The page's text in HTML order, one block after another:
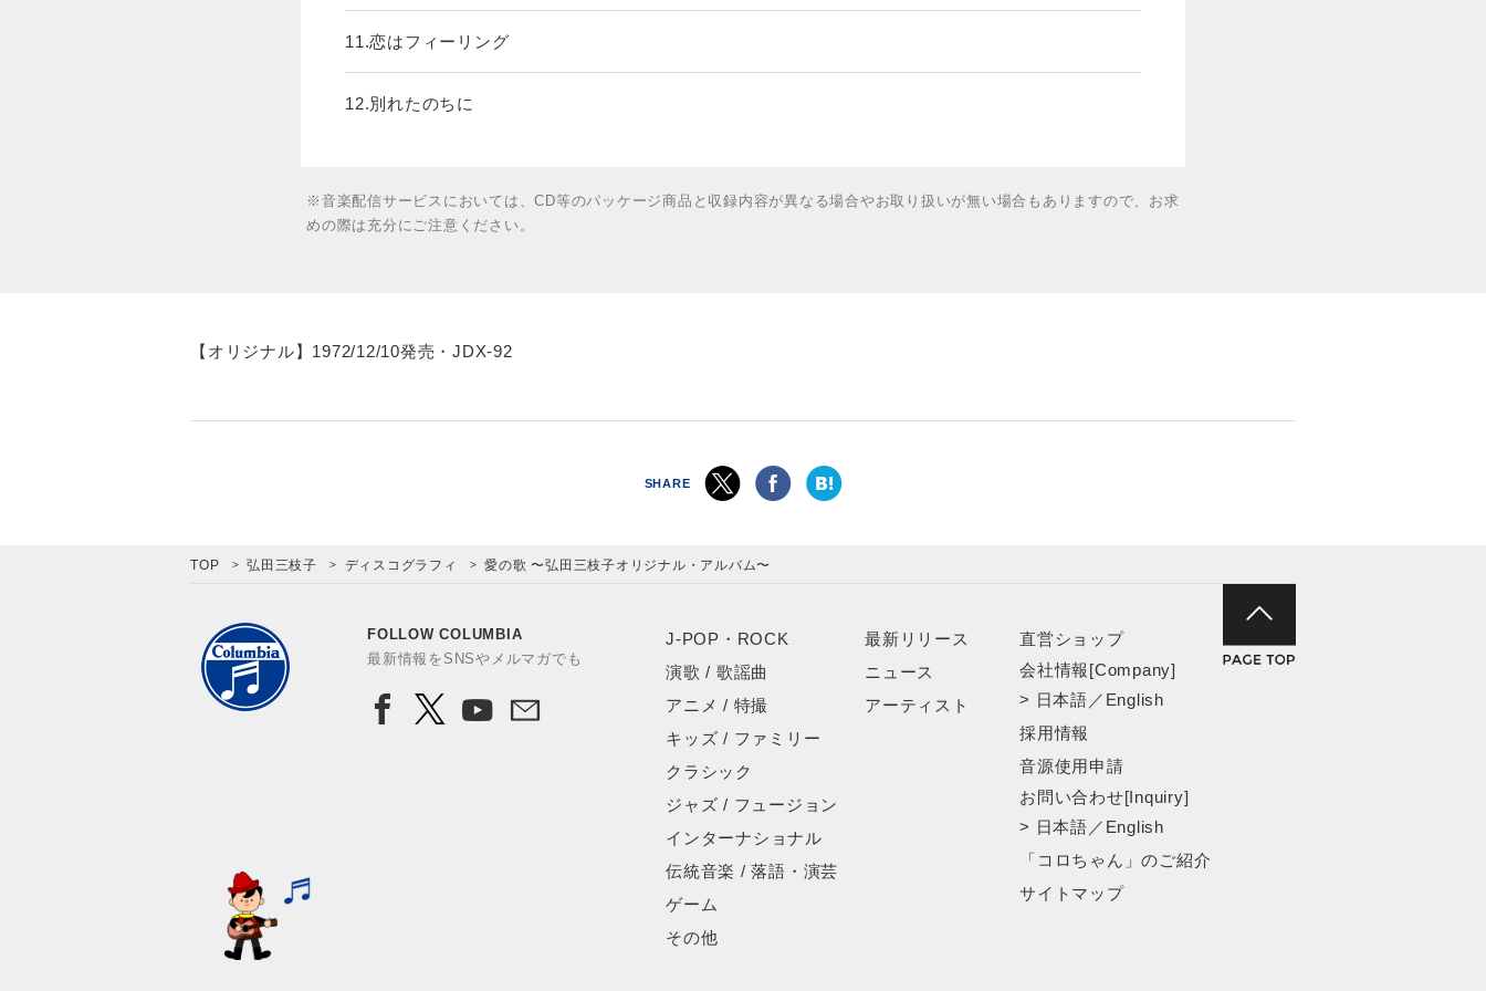
11.恋はフィーリング
12.別れたのちに
※音楽配信サービスにおいては、CD等のパッケージ商品と収録内容が異なる場合やお取り扱いが無い場合もありますので、お求
めの際は充分にご注意ください。
【オリジナル】1972/12/10発売・JDX-92
SHARE
TOP 弘田三枝子 ディスコグラフィ 愛の歌 〜弘田三枝子オリジナル・アルバム〜
FOLLOW COLUMBIA
最新情報をSNSやメルマガでも
J-POP・ROCK
演歌 / 歌謡曲
アニメ / 特撮
キッズ / ファミリー
クラシック
ジャズ / フュージョン
インターナショナル
伝統音楽 / 落語・演芸
ゲーム
その他
最新リリース
ニュース
アーティスト
直営ショップ
会社情報[Company]
> 日本語 ／ English
採用情報
音源使用申請
お問い合わせ[Inquiry]
> 日本語 ／ English
「コロちゃん」のご紹介
サイトマップ